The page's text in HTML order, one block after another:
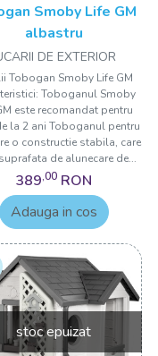
Smoby Life GM
albastru
DE EXTERIOR
Tobogan Smoby Life GM
Toboganul Smoby
este recomandat pentru
la 2 ani Toboganul pentru
o constructie stabila, care
de alunecare de...
389,00 RON
Adauga in cos
stoc epuizat